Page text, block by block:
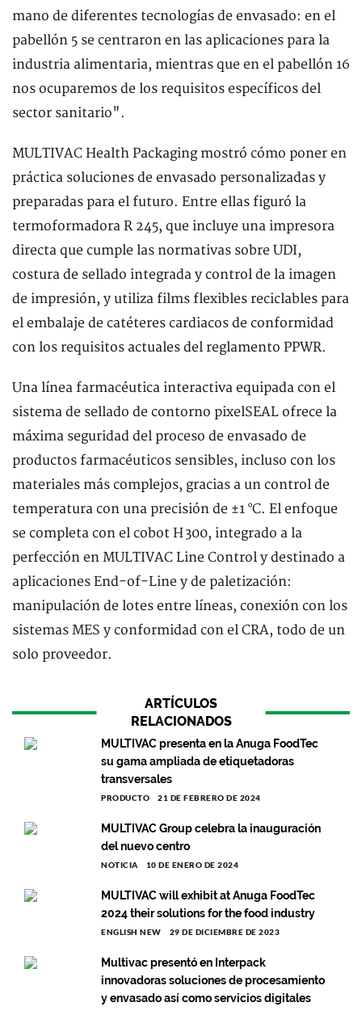
mano de diferentes tecnologías de envasado: en el
pabellón 5 se centraron en las aplicaciones para la
industria alimentaria, mientras que en el pabellón 16
nos ocuparemos de los requisitos específicos del
sector sanitario".
MULTIVAC Health Packaging mostró cómo poner en
práctica soluciones de envasado personalizadas y
preparadas para el futuro. Entre ellas figuró la
termoformadora R 245, que incluye una impresora
directa que cumple las normativas sobre UDI,
costura de sellado integrada y control de la imagen
de impresión, y utiliza films flexibles reciclables para
el embalaje de catéteres cardiacos de conformidad
con los requisitos actuales del reglamento PPWR.
Una línea farmacéutica interactiva equipada con el
sistema de sellado de contorno pixelSEAL ofrece la
máxima seguridad del proceso de envasado de
productos farmacéuticos sensibles, incluso con los
materiales más complejos, gracias a un control de
temperatura con una precisión de ±1 °C. El enfoque
se completa con el cobot H 300, integrado a la
perfección en MULTIVAC Line Control y destinado a
aplicaciones End-of-Line y de paletización:
manipulación de lotes entre líneas, conexión con los
sistemas MES y conformidad con el CRA, todo de un
solo proveedor.
ARTÍCULOS
RELACIONADOS
MULTIVAC presenta en la Anuga FoodTec
su gama ampliada de etiquetadoras
transversales
PRODUCTO 21 DE FEBRERO DE 2024
MULTIVAC Group celebra la inauguración
del nuevo centro
NOTICIA 10 DE ENERO DE 2024
MULTIVAC will exhibit at Anuga FoodTec
2024 their solutions for the food industry
ENGLISH NEW 29 DE DICIEMBRE DE 2023
Multivac presentó en Interpack
innovadoras soluciones de procesamiento
y envasado así como servicios digitales